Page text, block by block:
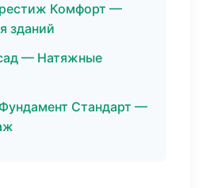
Комфорт —
зданий
— Натяжные
Стандарт —